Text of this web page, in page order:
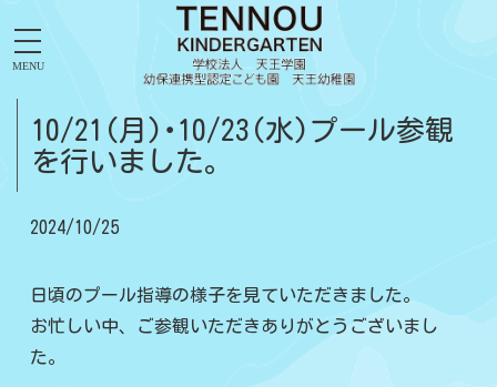
MENU
10/21(月)･10/23(水)プール参観
を行いました。
2024/10/25
日頃のプール指導の様子を見ていただきました。
お忙しい中、ご参観いただきありがとうございまし
た。